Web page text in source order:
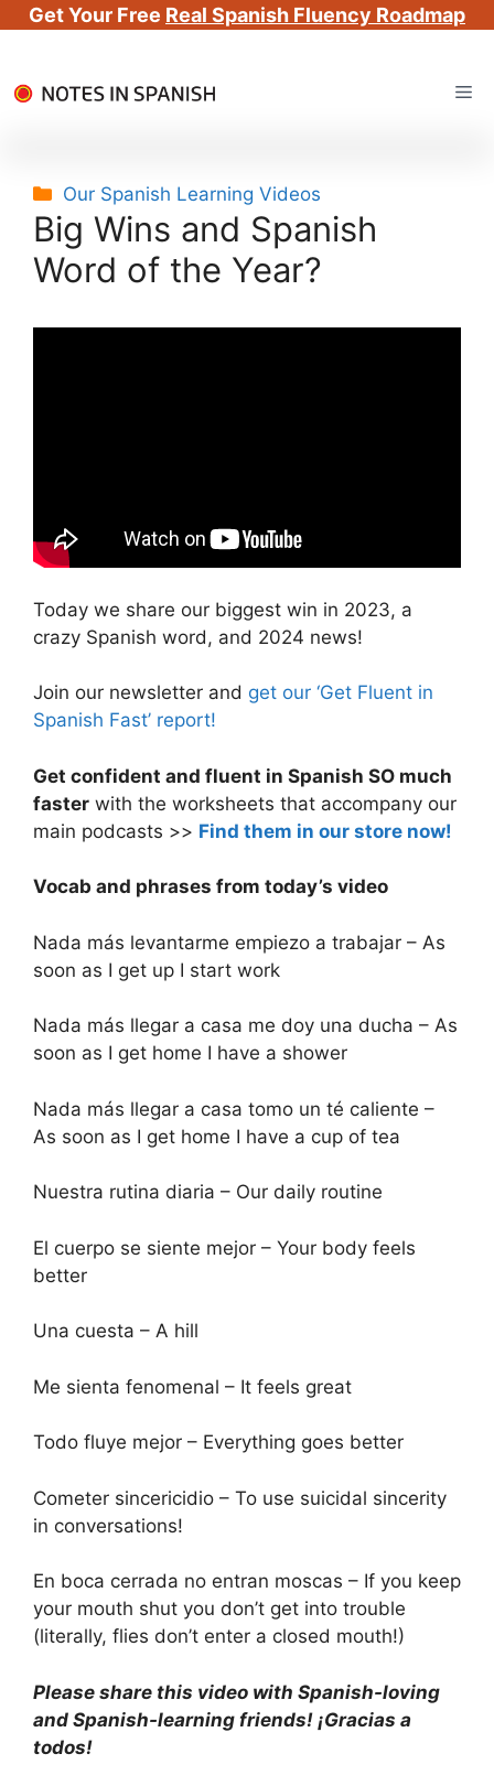
Get Your Free Real Spanish Fluency Roadmap
to
Categories
Our Spanish Learning Videos
Big Wins and Spanish
Word of the Year?
Today we share our biggest win in 2023, a
crazy Spanish word, and 2024 news!
Join our newsletter and get our ‘Get Fluent in
Spanish Fast’ report!
Get confident and fluent in Spanish SO much
faster with the worksheets that accompany our
main podcasts >> Find them in our store now!
Vocab and phrases from today’s video
Nada más levantarme empiezo a trabajar – As
soon as I get up I start work
Nada más llegar a casa me doy una ducha – As
soon as I get home I have a shower
Nada más llegar a casa tomo un té caliente –
As soon as I get home I have a cup of tea
Nuestra rutina diaria – Our daily routine
El cuerpo se siente mejor – Your body feels
better
Una cuesta – A hill
Me sienta fenomenal – It feels great
Todo fluye mejor – Everything goes better
Cometer sincericidio – To use suicidal sincerity
in conversations!
En boca cerrada no entran moscas – If you keep
your mouth shut you don’t get into trouble
(literally, flies don’t enter a closed mouth!)
Please share this video with Spanish-loving
and Spanish-learning friends! ¡Gracias a
todos!